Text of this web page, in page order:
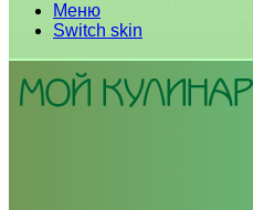
Меню
Switch skin